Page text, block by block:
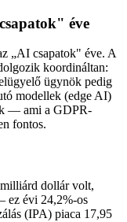
éve
„AI csapatok" éve. A
koordináltan:
ügynök pedig
modellek (edge AI)
— ami a GDPR-
fontos.
dollár volt,
ez évi 24,2%-os
(IPA) piaca 17,95